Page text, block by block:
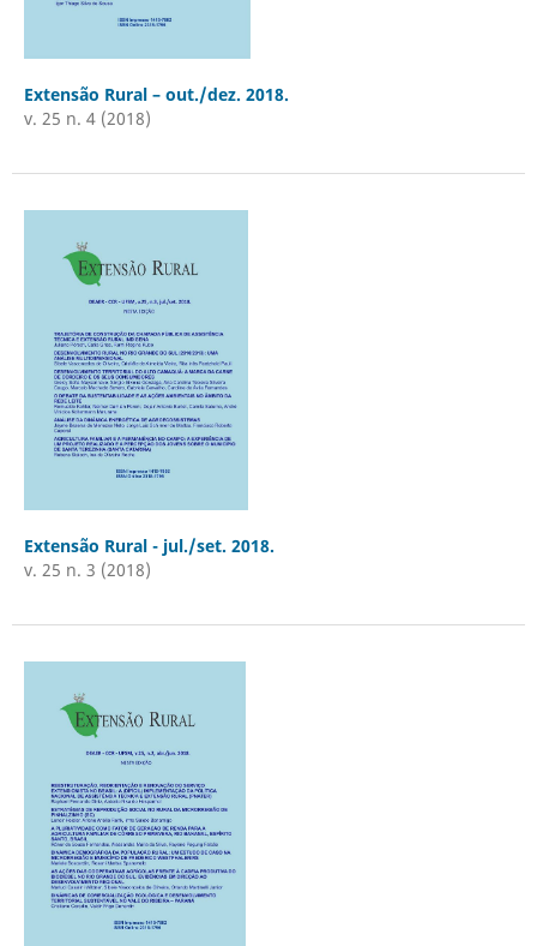
Extensão Rural – out./dez. 2018.‬‬‬‬‬‬‬‬‬‬‬‬‬‬‬‬‬‬‬‬
v. 25 n. 4 (2018)
Extensão Rural - jul./set. 2018.
v. 25 n. 3 (2018)